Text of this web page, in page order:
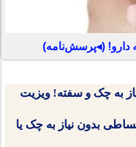
دارو! (◂پرسش‌نامه)
به چک و سفته! ویزیت
بدون نیاز به چک یا